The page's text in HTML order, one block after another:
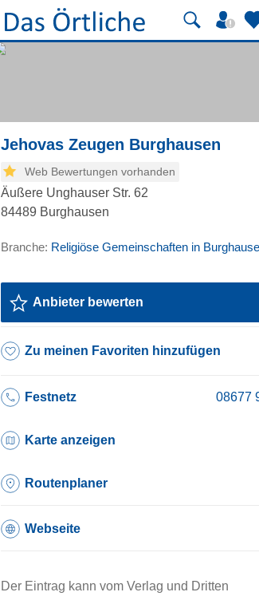
Jehovas Zeugen Burghausen
Web Bewertungen vorhanden
Äußere Unghauser Str. 62
84489 Burghausen
Branche: Religiöse Gemeinschaften in
Anbieter bewerten
Zu meinen Favoriten hinzufügen
Festnetz
Karte anzeigen
Routenplaner
Webseite
Der Eintrag kann vom Verlag und Dritten